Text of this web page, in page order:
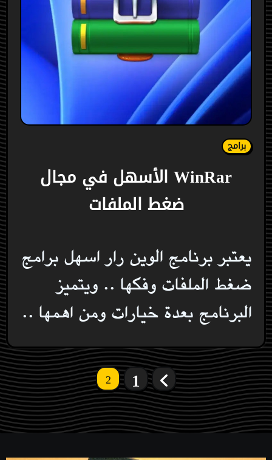
برامج
WinRar الأسهل في مجال
ضغط الملفات
يعتبر برنامج الوين رار اسهل برامج
ضغط الملفات وفكها .. ويتميز
البرنامج بعدة خيارات ومن اهمها ..
تعدد
صفحات
المقالات
1
2